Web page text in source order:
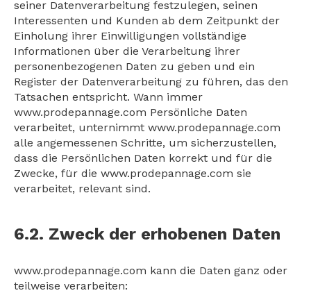
seiner Datenverarbeitung festzulegen, seinen
Interessenten und Kunden ab dem Zeitpunkt der
Einholung ihrer Einwilligungen vollständige
Informationen über die Verarbeitung ihrer
personenbezogenen Daten zu geben und ein
Register der Datenverarbeitung zu führen, das den
Tatsachen entspricht. Wann immer
www.prodepannage.com Persönliche Daten
verarbeitet, unternimmt www.prodepannage.com
alle angemessenen Schritte, um sicherzustellen,
dass die Persönlichen Daten korrekt und für die
Zwecke, für die www.prodepannage.com sie
verarbeitet, relevant sind.
6.2. Zweck der erhobenen Daten
www.prodepannage.com kann die Daten ganz oder
teilweise verarbeiten: